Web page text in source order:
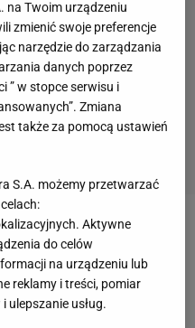
walkower! Roj:
jest sprawiedliwa
połowie. "Nie
na Twoim urządzeniu
zmienić swoje preferencje
narzędzie do zarządzania
danych poprzez
” w stopce serwisu i
Zmiana
także za pomocą ustawień
S.A. możemy przetwarzać
Aktywne
do celów
na urządzeniu lub
reklamy i treści, pomiar
ulepszanie usług.